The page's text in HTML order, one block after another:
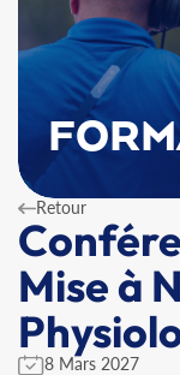
Retour
Mise à
8 Mars 2027